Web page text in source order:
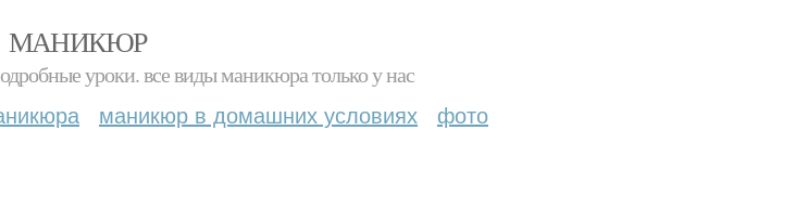
МАНИКЮР
уроки. все виды маникюра только у нас
маникюр в домашних условиях фото